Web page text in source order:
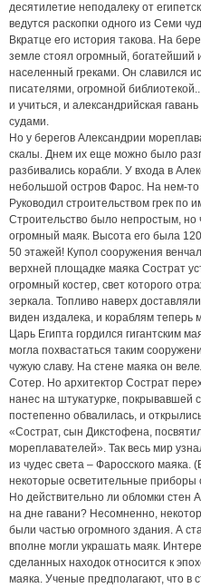
десятилетие неподалеку от
ведутся раскопки одного из Семи
Вкратце его история такова. На
земле стоял огромный, богатейший
населенный греками. Он славился
писателями, огромной
и учиться, и александрийская
судами.
Но у берегов Александрии
скалы. Днем их еще можно было
разбивались корабли. У входа в
небольшой остров Фарос. На нем-
Руководил строительством грек по
Строительство было непростым, но
огромный маяк. Высота его была
50 этажей! Купол сооружения
верхней площадке маяка Сострат
огромный костер, свет которого
зеркала. Топливо наверх
виден издалека, и кораблям
Царь Египта гордился гигантским
могла похвастаться таким
чужую славу. На стене маяка он
Сотер. Но архитектор Сострат
нанес на штукатурке, покрывавшей
постепенно обвалилась, и
«Сострат, сын Дикстофена,
мореплавателей». Так весь мир
из чудес света – Фаросского
некоторые осветительные
Но действительно ли обломки стен
на дне гавани? Несомненно,
были частью огромного здания. А
вполне могли украшать маяк.
сделанных находок относится к
маяка. Ученые предполагают, что в